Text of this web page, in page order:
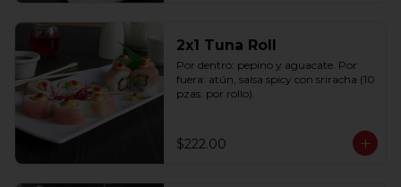
2x1 Tuna Roll
Por dentro: pepino y aguacate. Por
fuera: atún, salsa spicy con sriracha (10
pzas. por rollo).
$222.00